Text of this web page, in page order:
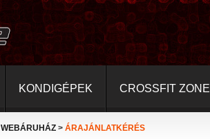
KONDIGÉPEK CROSSFIT ZONE
WEBÁRUHÁZ > ÁRAJÁNLATKÉRÉS